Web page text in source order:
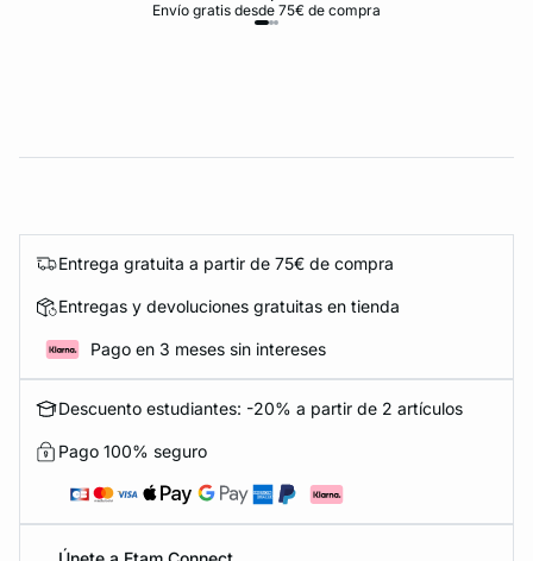
Envío gratis desde 75€ de compra
Entrega gratuita a partir de 75€ de compra
Entregas y devoluciones gratuitas en tienda
Pago en 3 meses sin intereses
Descuento estudiantes: -20% a partir de 2 artículos
Pago 100% seguro